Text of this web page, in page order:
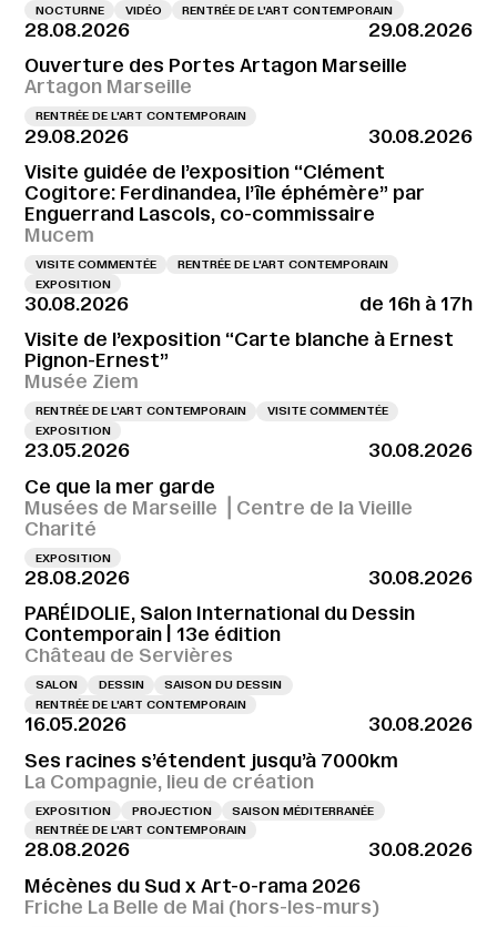
NOCTURNE VIDÉO RENTRÉE DE L'ART CONTEMPORAIN
28.08.2026
29.08.2026
Ouverture des Portes Artagon Marseille
Artagon Marseille
RENTRÉE DE L'ART CONTEMPORAIN
29.08.2026
30.08.2026
Visite guidée de l’exposition “Clément
Cogitore: Ferdinandea, l’île éphémère” par
Enguerrand Lascols, co-commissaire
Mucem
VISITE COMMENTÉE
RENTRÉE DE L'ART CONTEMPORAIN
EXPOSITION
30.08.2026
de 16h à 17h
Visite de l’exposition “Carte blanche à Ernest
Pignon-Ernest”
Musée Ziem
RENTRÉE DE L'ART CONTEMPORAIN
VISITE COMMENTÉE
EXPOSITION
23.05.2026
30.08.2026
Ce que la mer garde
Musées de Marseille ⎪Centre de la Vieille
Charité
EXPOSITION
28.08.2026
30.08.2026
PARÉIDOLIE, Salon International du Dessin
Contemporain | 13e édition
Château de Servières
SALON DESSIN
SAISON DU DESSIN
RENTRÉE DE L'ART CONTEMPORAIN
16.05.2026
30.08.2026
Ses racines s’étendent jusqu’à 7000km
La Compagnie, lieu de création
EXPOSITION PROJECTION
SAISON MÉDITERRANÉE
RENTRÉE DE L'ART CONTEMPORAIN
28.08.2026
30.08.2026
Mécènes du Sud x Art-o-rama 2026
Friche La Belle de Mai (hors-les-murs)